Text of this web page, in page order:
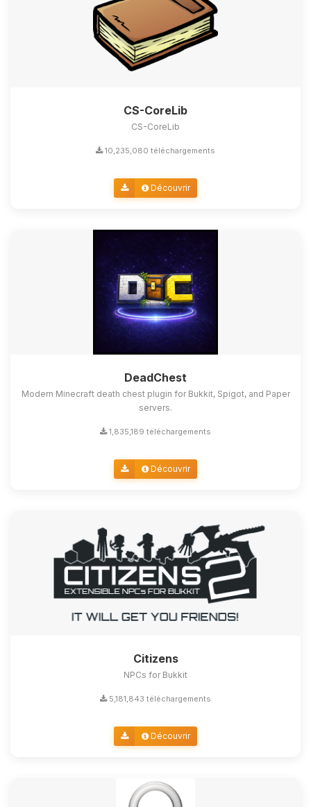
CS-CoreLib
CS-CoreLib
10,235,080 téléchargements
Découvrir
DeadChest
Modern Minecraft death chest plugin for Bukkit, Spigot, and Paper
servers.
1,835,189 téléchargements
Découvrir
Citizens
NPCs for Bukkit
5,181,843 téléchargements
Découvrir